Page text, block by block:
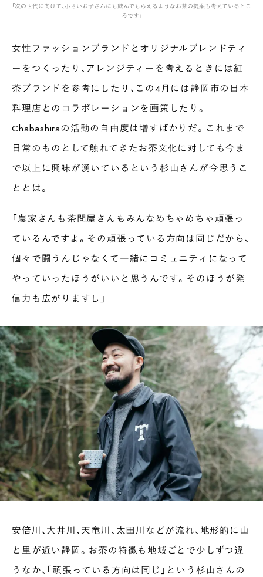
「次の世代に向けて、小さいお子さんにも飲んでもらえるようなお茶の提案も考えているとこ
ろです」
女性ファッションブランドとオリジナルブレンドティ
ーをつくったり、アレンジティーを考えるときには紅
茶ブランドを参考にしたり、この4月には静岡市の日本
料理店とのコラボレーションを画策したり。
Chabashiraの活動の自由度は増すばかりだ。これまで
日常のものとして触れてきたお茶文化に対しても今ま
で以上に興味が湧いているという杉山さんが今思うこ
ととは。
「農家さんも茶問屋さんもみんなめちゃめちゃ頑張っ
ているんですよ。その頑張っている方向は同じだから、
個々で闘うんじゃなくて一緒にコミュニティになって
やっていったほうがいいと思うんです。そのほうが発
信力も広がりますし」
安倍川、大井川、天竜川、太田川などが流れ、地形的に山
と里が近い静岡。お茶の特徴も地域ごとで少しずつ違
うなか、「頑張っている方向は同じ」という杉山さんの